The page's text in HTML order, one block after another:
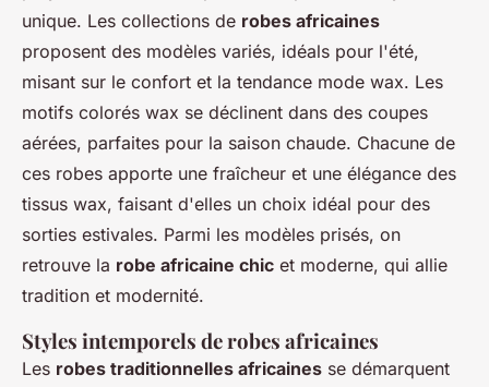
unique. Les collections de robes africaines
proposent des modèles variés, idéals pour l'été,
misant sur le confort et la tendance mode wax. Les
motifs colorés wax se déclinent dans des coupes
aérées, parfaites pour la saison chaude. Chacune de
ces robes apporte une fraîcheur et une élégance des
tissus wax, faisant d'elles un choix idéal pour des
sorties estivales. Parmi les modèles prisés, on
retrouve la robe africaine chic et moderne, qui allie
tradition et modernité.
Styles intemporels de robes africaines
Les robes traditionnelles africaines se démarquent